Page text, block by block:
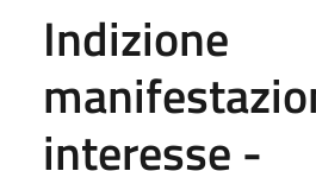
Indizione
interesse -